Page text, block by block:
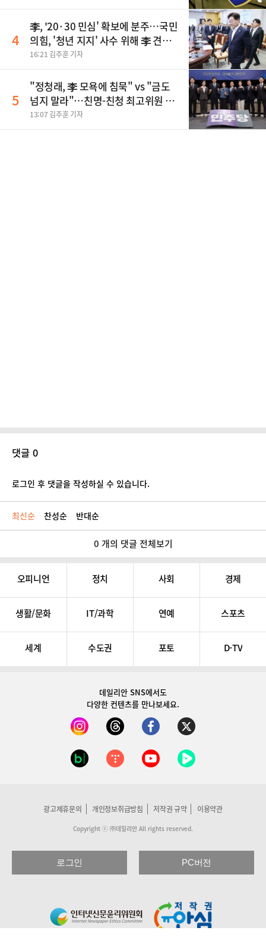
4
李, '20·30 민심' 확보에 분주…국민
의힘, '청년 지지' 사수 위해 李 견제
사활
16:21 김주훈 기자
5
"정청래, 李 모욕에 침묵" vs "금도
넘지 말라"…친명-친청 최고위원 후
보, 제주서 격돌
13:07 김주훈 기자
댓글 0
로그인 후 댓글을 작성하실 수 있습니다.
최신순 찬성순 반대순
0 개의 댓글 전체보기
오피니언 정치 사회 경제
생활/문화 IT/과학 연예 스포츠
세계 수도권 포토 D-TV
데일리안 SNS에서도
다양한 컨텐츠를 만나보세요.
광고제휴문의 개인정보취급방침 저작권 규약 이용약관
Copyright ⓒ ㈜데일리안 All rights reserved.
로그인 PC버전